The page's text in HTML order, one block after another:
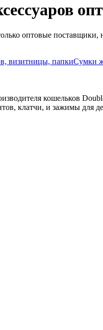
оптовые
визитницы, папкиСумки
кошельков
клатчи, и зажимы для